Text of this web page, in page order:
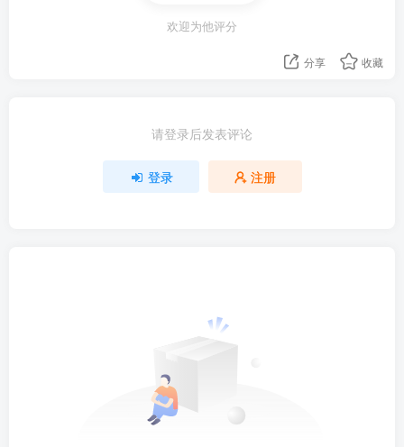
欢迎为他评分
分享 收藏
请登录后发表评论
登录 注册